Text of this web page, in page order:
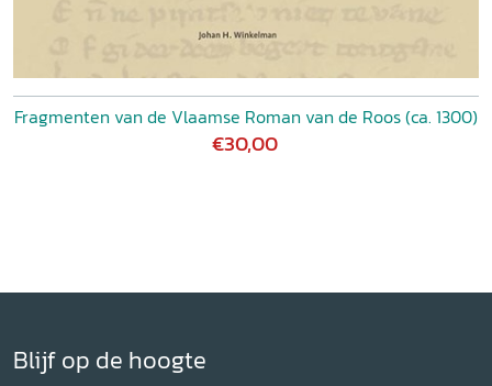
Fragmenten van de Vlaamse Roman van de Roos (ca. 1300)
€30,00
Blijf op de hoogte